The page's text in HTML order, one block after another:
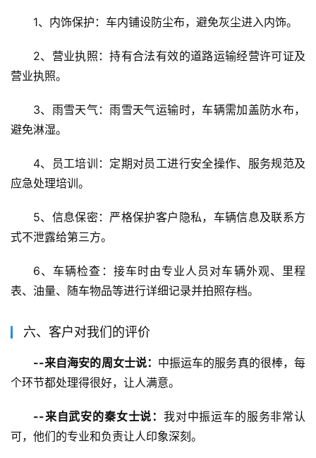
1、内饰保护：车内铺设防尘布，避免灰尘进入内饰。
2、营业执照：持有合法有效的道路运输经营许可证及
营业执照。
3、雨雪天气：雨雪天气运输时，车辆需加盖防水布，
避免淋湿。
4、员工培训：定期对员工进行安全操作、服务规范及
应急处理培训。
5、信息保密：严格保护客户隐私，车辆信息及联系方
式不泄露给第三方。
6、车辆检查：接车时由专业人员对车辆外观、里程
表、油量、随车物品等进行详细记录并拍照存档。
六、客户对我们的评价
--来自海安的周女士说： 中振运车的服务真的很棒，每
个环节都处理得很好，让人满意。
--来自武安的秦女士说： 我对中振运车的服务非常认
可，他们的专业和负责让人印象深刻。